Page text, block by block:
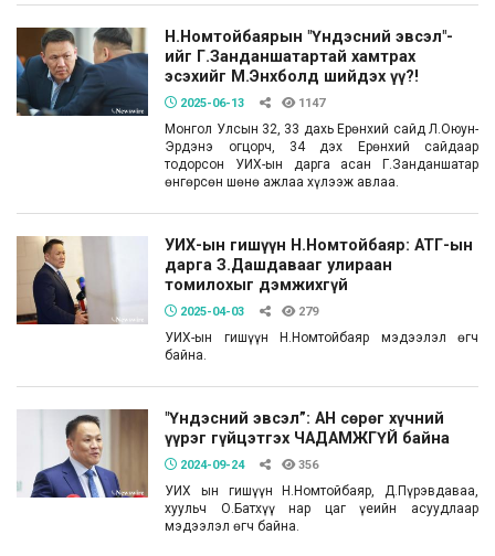
Н.Номтойбаярын "Үндэсний эвсэл"-
ийг Г.Занданшатартай хамтрах
эсэхийг М.Энхболд шийдэх үү?!
2025-06-13 1147
Монгол Улсын 32, 33 дахь Ерөнхий сайд Л.Оюун-
Эрдэнэ огцорч, 34 дэх Ерөнхий сайдаар
тодорсон УИХ-ын дарга асан Г.Занданшатар
өнгөрсөн шөнө ажлаа хүлээж авлаа.
УИХ-ын гишүүн Н.Номтойбаяр: АТГ-ын
дарга З.Дашдавааг улираан
томилохыг дэмжихгүй
2025-04-03 279
УИХ-ын гишүүн Н.Номтойбаяр мэдээлэл өгч
байна.
"Үндэсний эвсэл”: АН сөрөг хүчний
үүрэг гүйцэтгэх ЧАДАМЖГҮЙ байна
2024-09-24 356
УИХ ын гишүүн Н.Номтойбаяр, Д.Пүрэвдаваа,
хуульч О.Батхүү нар цаг үеийн асуудлаар
мэдээлэл өгч байна.